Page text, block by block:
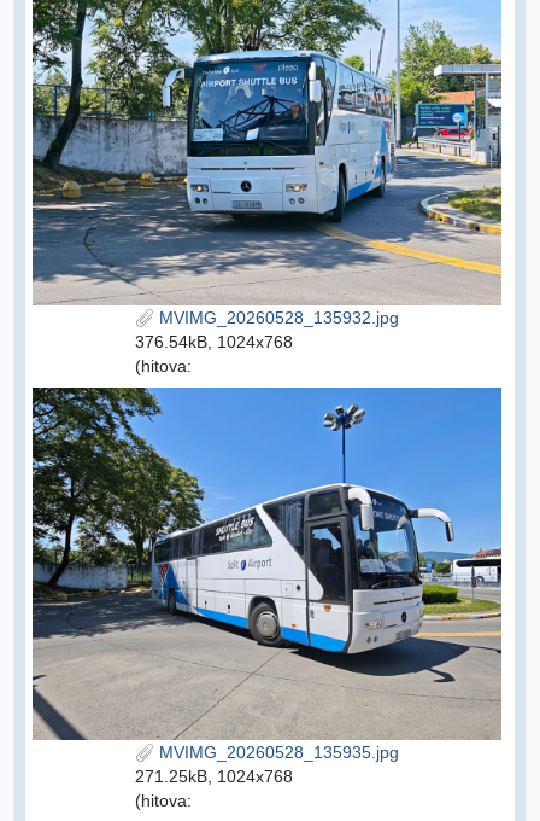
MVIMG_20260528_135932.jpg
376.54kB, 1024x768
(hitova:
MVIMG_20260528_135935.jpg
271.25kB, 1024x768
(hitova: